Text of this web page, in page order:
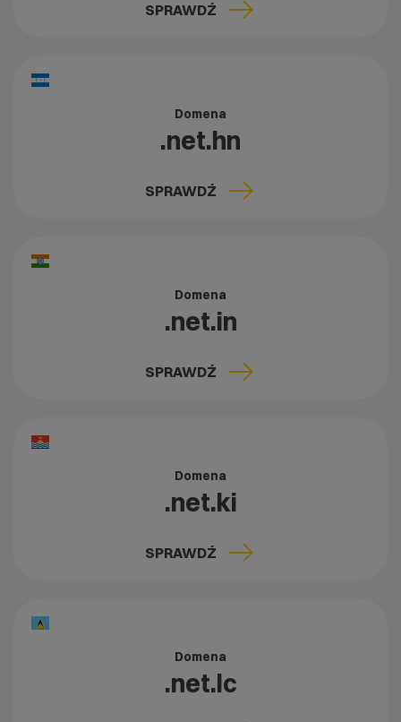
SPRAWDŹ
Domena
.net.hn
SPRAWDŹ
Domena
.net.in
SPRAWDŹ
Domena
.net.ki
SPRAWDŹ
Domena
.net.lc